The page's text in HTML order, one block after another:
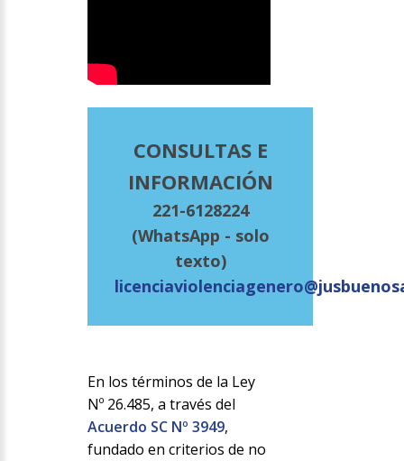
CONSULTAS E
INFORMACIÓN
221-6128224
(WhatsApp - solo
texto)
En los términos de la Ley
Nº 26.485, a través del
Acuerdo SC Nº 3949,
fundado en criterios de no